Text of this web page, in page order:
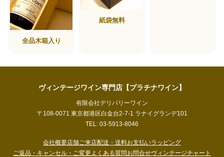
全品木箱入り
紙袋無料
ヴィンテージワイン専門店【プラチナワイン】
有限会社デリバリーワイン
〒108-0071 東京都港区白金台2-7-1 ラナイグランデ101
TEL: 03-5913-8046
会社概要店舗ご来店配送・送料お支払いラッピング
ご返品・キャンセル・ご変更よくある質問お問合せヴィンテージチャート